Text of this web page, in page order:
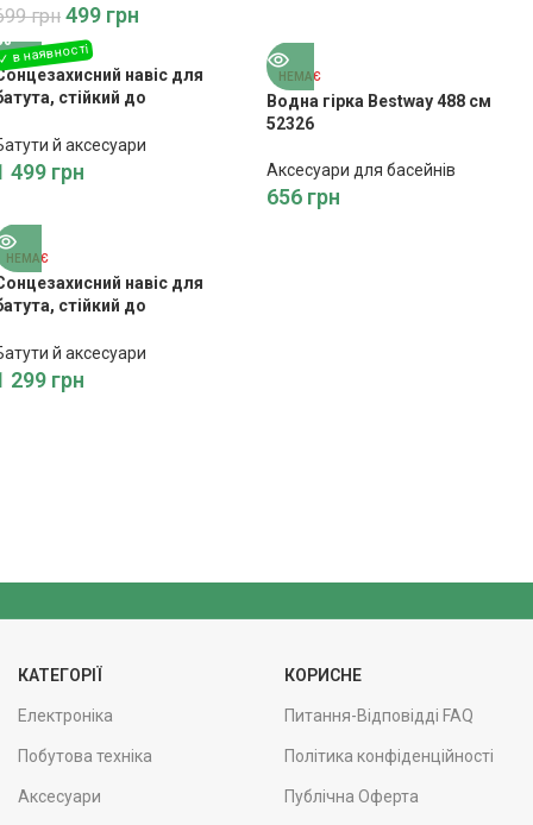
грн 499 грн
навіс для
стійкий до
244-252 см
й аксесуари
499 грн
НЕМАЄ
Водна гірка Bestway 488 см
52326
Аксесуари для басейнів
656 грн
НЕМАЄ
навіс для
стійкий до
303-312 см
й аксесуари
299 грн
КАТЕГОРІЇ
Електроніка
Побутова техніка
Аксесуари
КОРИСНЕ
Питання-Відповідді FAQ
Політика конфіденційності
Публічна Оферта